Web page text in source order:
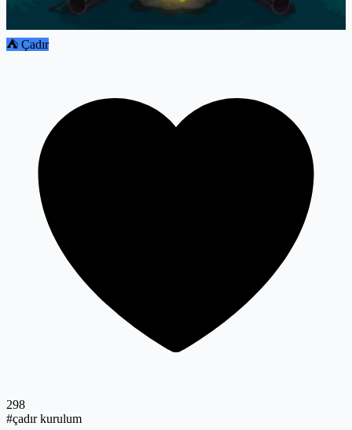
⛺ Çadır
298
#çadır kurulum